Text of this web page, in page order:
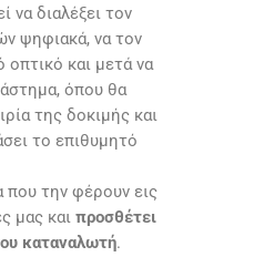
να διαλέξει τον
ψηφιακά, να τον
οπτικό και μετά να
όπου θα
της δοκιμής και
το επιθυμητό
που την φέρουν εις
μας και προσθέτει
καταναλωτή.